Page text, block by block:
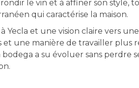
le vin et à affiner son style,
qui caractérise la maison.
Yecla et une vision claire vers
une manière de travailler plus
a su évoluer sans perdre